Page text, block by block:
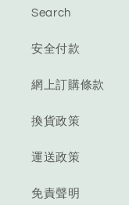
Search
安全付款
網上訂購條款
換貨政策
運送政策
免責聲明